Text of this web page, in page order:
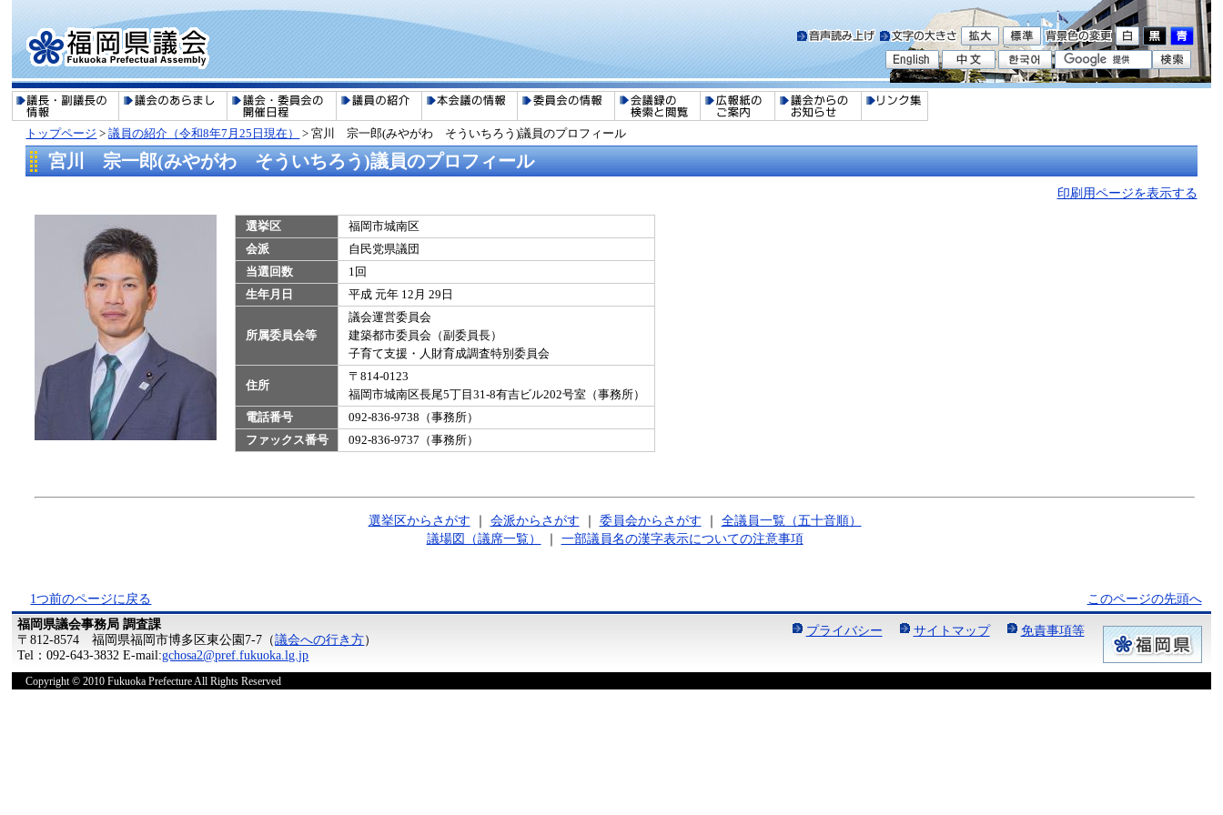
トップページ >議員の紹介（令和8年7月25日現在） >宮川 宗一郎(みやがわ そういちろう)議員のプロフィール
宮川 宗一郎(みやがわ そういちろう)議員のプロフィール
印刷用ページを表示する
選挙区
福岡市城南区
会派
自民党県議団
当選回数
1回
生年月日
平成 元年 12月 29日
所属委員会等
議会運営委員会
建築都市委員会（副委員長）
​子育て支援・人財育成調査特別委員会
住所
〒814-0123
福岡市城南区長尾5丁目31-8有吉ビル202号室（事務所）
電話番号
092-836-9738（事務所）
ファックス番号
092-836-9737（事務所）
選挙区からさがす ｜ 会派からさがす ｜ 委員会からさがす ｜ 全議員一覧（五十音順）
議場図（議席一覧）
｜ 一部議員名の漢字表示についての注意事項
1つ前のページに戻る
このページの先頭へ
福岡県議会事務局 調査課
〒812-8574 福岡県福岡市博多区東公園7-7（議会への行き方）
Tel：092-643-3832 E-mail:gchosa2@pref.fukuoka.lg.jp
プライバシー サイトマップ 免責事項等
Copyright © 2010 Fukuoka Prefecture All Rights Reserved